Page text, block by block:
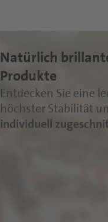
Natürlich
Produkte
Entdecken Sie eine
höchster Stabilität
individuell